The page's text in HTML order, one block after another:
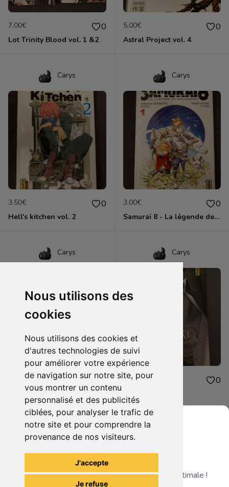
Nous utilisons des
cookies
Nous utilisons des cookies et
d'autres technologies de suivi
pour améliorer votre expérience
de navigation sur notre site, pour
vous montrer un contenu
personnalisé et des publicités
ciblées, pour analyser le trafic de
notre site et pour comprendre la
provenance de nos visiteurs.
J'accepte
Je refuse
7.00€ 0
Lot Trinity Blood vol. 1 &2
5.00€ 0
Astral Project vol. 4
Carys
3.50€ 0
Hell's kitchen vol. 2
Carys
3.00€ 0
Samuraï 8 - La légende de Hachimaru- vol. 1
Carys
7.00€ 2
Colossus Arena
Carys
4.00€ 0
Voir tous les articles du vendeur
Grenier du Geek
Télécharge notre app pour une expérience optimale !